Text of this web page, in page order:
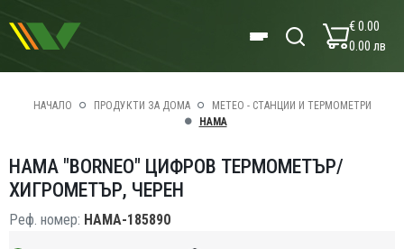
€ 0.00
0.00 лв
НАЧАЛО ПРОДУКТИ ЗА ДОМА
МЕТЕО - СТАНЦИИ И ТЕРМОМЕТРИ
HAMA
HAMA "BORNEO" ЦИФРОВ ТЕРМОМЕТЪР/
ХИГРОМЕТЪР, ЧЕРЕН
Реф. номер: HAMA-185890